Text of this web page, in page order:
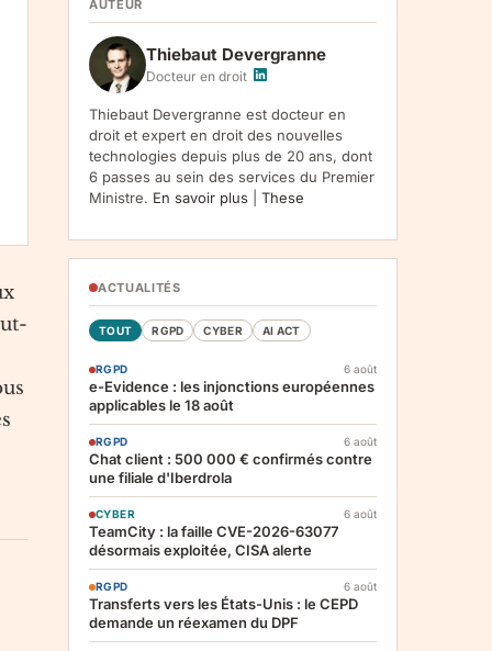
(art. 6.1.a RGPD). Destinataires : le
responsable du traitement, AWS
(hebergement), Amazon SES (envoi des
emails). Conservation : jusqu'a desinscription.
Droits : acces, rectification, effacement,
limitation, opposition, portabilite -- exercez
vos droits via notre . Reclamation :.
AUTEUR
Thiebaut Devergranne
Docteur en droit
Thiebaut Devergranne est docteur en
droit et expert en droit des nouvelles
technologies depuis plus de 20 ans, dont
6 passes au sein des services du Premier
Ministre. En savoir plus These
ACTUALITÉS
TOUT RGPD CYBER AI ACT
RGPD 6 août
e-Evidence : les injonctions européennes
applicables le 18 août
RGPD 6 août
Chat client : 500 000 € confirmés contre
une filiale d'Iberdrola
CYBER 6 août
TeamCity : la faille CVE-2026-63077
désormais exploitée, CISA alerte
RGPD 6 août
Transferts vers les États-Unis : le CEPD
demande un réexamen du DPF